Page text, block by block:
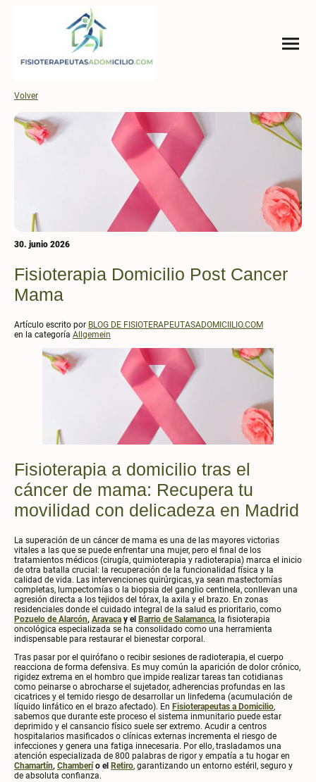
Volver
30. junio 2026
Fisioterapia Domicilio Post Cancer
Mama
Artículo escrito por BLOG DE FISIOTERAPEUTASADOMICIILIO.COM
en la categoría Allgemein
Fisioterapia a domicilio tras el
cáncer de mama: Recupera tu
movilidad con delicadeza en Madrid
La superación de un cáncer de mama es una de las mayores victorias
vitales a las que se puede enfrentar una mujer, pero el final de los
tratamientos médicos (cirugía, quimioterapia y radioterapia) marca el inicio
de otra batalla crucial: la recuperación de la funcionalidad física y la
calidad de vida. Las intervenciones quirúrgicas, ya sean mastectomías
completas, lumpectomías o la biopsia del ganglio centinela, conllevan una
agresión directa a los tejidos del tórax, la axila y el brazo. En zonas
residenciales donde el cuidado integral de la salud es prioritario, como
Pozuelo de Alarcón, Aravaca y el Barrio de Salamanca, la fisioterapia
oncológica especializada se ha consolidado como una herramienta
indispensable para restaurar el bienestar corporal.
Tras pasar por el quirófano o recibir sesiones de radioterapia, el cuerpo
reacciona de forma defensiva. Es muy común la aparición de dolor crónico,
rigidez extrema en el hombro que impide realizar tareas tan cotidianas
como peinarse o abrocharse el sujetador, adherencias profundas en las
cicatrices y el temido riesgo de desarrollar un linfedema (acumulación de
líquido linfático en el brazo afectado). En Fisioterapeutas a Domicilio,
sabemos que durante este proceso el sistema inmunitario puede estar
deprimido y el cansancio físico suele ser extremo. Acudir a centros
hospitalarios masificados o clínicas externas incrementa el riesgo de
infecciones y genera una fatiga innecesaria. Por ello, trasladamos una
atención especializada de 800 palabras de rigor y empatía a tu hogar en
Chamartín, Chamberí o el Retiro, garantizando un entorno estéril, seguro y
de absoluta confianza.